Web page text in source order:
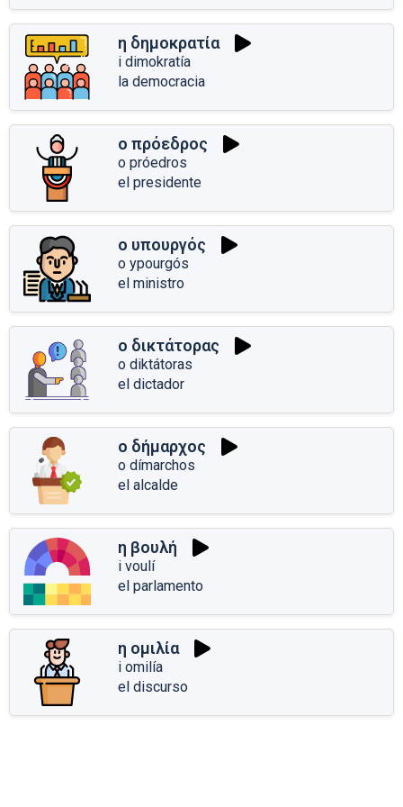
η δημοκρατία
i dimokratía
la democracia
ο πρόεδρος
o próedros
el presidente
ο υπουργός
o ypourgós
el ministro
ο δικτάτορας
o diktátoras
el dictador
ο δήμαρχος
o dímarchos
el alcalde
η βουλή
i voulí
el parlamento
η ομιλία
i omilía
el discurso